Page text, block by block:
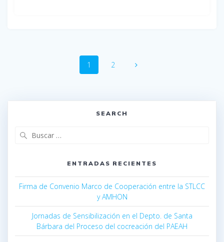
1 2
SEARCH
ENTRADAS RECIENTES
Firma de Convenio Marco de Cooperación entre la STLCC
y AMHON
Jornadas de Sensibilización en el Depto. de Santa
Bárbara del Proceso del cocreación del PAEAH